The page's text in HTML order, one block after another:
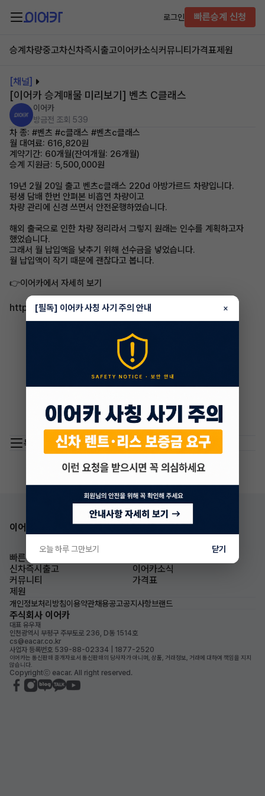
로그인 빠른승계 신청
승계차량중고차신차즉시출고이어카소식커뮤니티 가격표제원
[채널]
[이어카 승계매물 미리보기] 벤츠 C클래스
이어카
방금전 조회 539
차 종: #벤츠 #c클래스 #벤츠c클래스
월 대여료: 616,820원
계약기간: 60개월(잔여개월: 26개월)
승계 지원금: 5,500,000원
19년 2월 20일 출고 벤츠c클래스 220d 아방가르드 차량입니다.
평생 담배 한번 안펴본 비흡연 차량이고
차량 관리에 신경 쓰면서 안전운행하였습니다.
해외 출국으로 인한 차량 정리라서 그렇지 원래는 인수를 계획하고자
했었습니다.
그래서 월 납입액을 낮추기 위해 선수금을 넣었습니다.
월 납입액이 작기 때문에 괜찮다고 봅니다.
👉이어카에서 자세히 보기
https://app.eacar.co.kr/share/eacar/4576
목록 이동
이어카 앱 다운로드
빠른승계
신차즉시출고
이어카소식
커뮤니티
가격표
제원
개인정보처리방침이용약관채용공고공지사항브랜드
주식회사 이어카
대표 유우재
인천광역시 부평구 주부토로 236, D동 1514호
cs@eacar.co.kr
사업자 등록번호 539-88-02334 | 1877-2520
이어카는 통신판매 중개자로서 통신판매의 당사자가 아니며, 상품, 거래정보, 거래에 대하여 책임을 지지
않습니다.
Copyrightⓒ eacar. All right reserved.
[필독] 이어카 사칭 사기 주의 안내 ×
오늘 하루 그만보기 닫기